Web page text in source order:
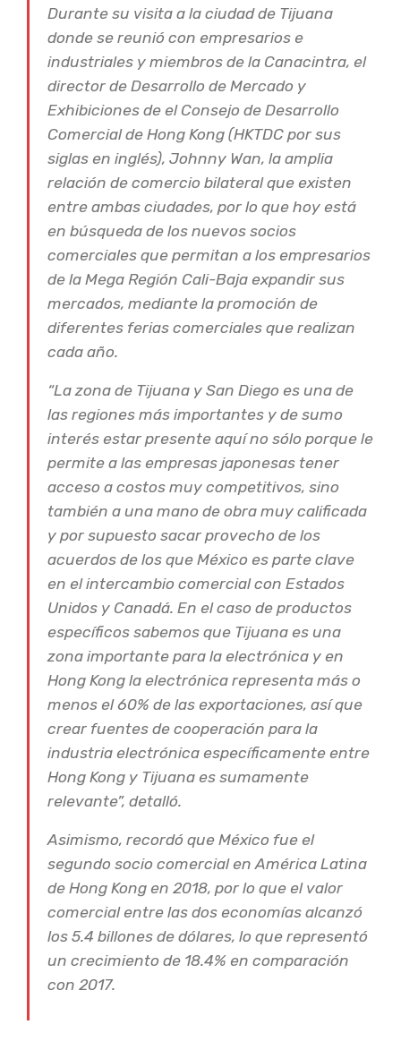
Durante su visita a la ciudad de Tijuana
donde se reunió con empresarios e
industriales y miembros de la Canacintra, el
director de Desarrollo de Mercado y
Exhibiciones de el Consejo de Desarrollo
Comercial de Hong Kong (HKTDC por sus
siglas en inglés), Johnny Wan, la amplia
relación de comercio bilateral que existen
entre ambas ciudades, por lo que hoy está
en búsqueda de los nuevos socios
comerciales que permitan a los empresarios
de la Mega Región Cali-Baja expandir sus
mercados, mediante la promoción de
diferentes ferias comerciales que realizan
cada año.
“La zona de Tijuana y San Diego es una de
las regiones más importantes y de sumo
interés estar presente aquí no sólo porque le
permite a las empresas japonesas tener
acceso a costos muy competitivos, sino
también a una mano de obra muy calificada
y por supuesto sacar provecho de los
acuerdos de los que México es parte clave
en el intercambio comercial con Estados
Unidos y Canadá. En el caso de productos
específicos sabemos que Tijuana es una
zona importante para la electrónica y en
Hong Kong la electrónica representa más o
menos el 60% de las exportaciones, así que
crear fuentes de cooperación para la
industria electrónica específicamente entre
Hong Kong y Tijuana es sumamente
relevante”, detalló.
Asimismo, recordó que México fue el
segundo socio comercial en América Latina
de Hong Kong en 2018, por lo que el valor
comercial entre las dos economías alcanzó
los 5.4 billones de dólares, lo que representó
un crecimiento de 18.4% en comparación
con 2017.